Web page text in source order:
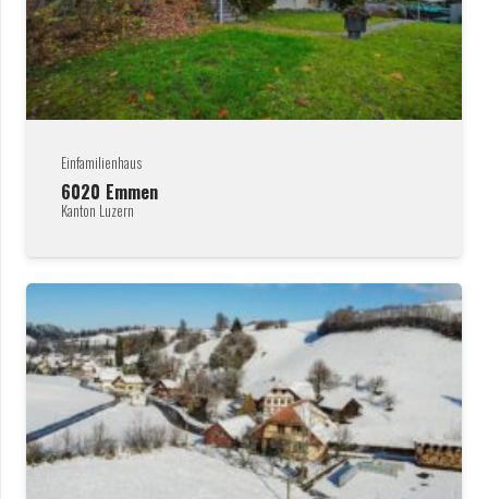
Einfamilienhaus
6020 Emmen
Kanton Luzern